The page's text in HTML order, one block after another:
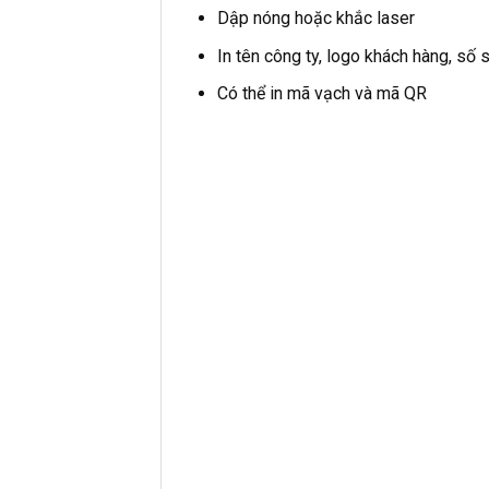
Dập nóng hoặc khắc laser
In tên công ty, logo khách hàng, số
Có thể in mã vạch và mã QR